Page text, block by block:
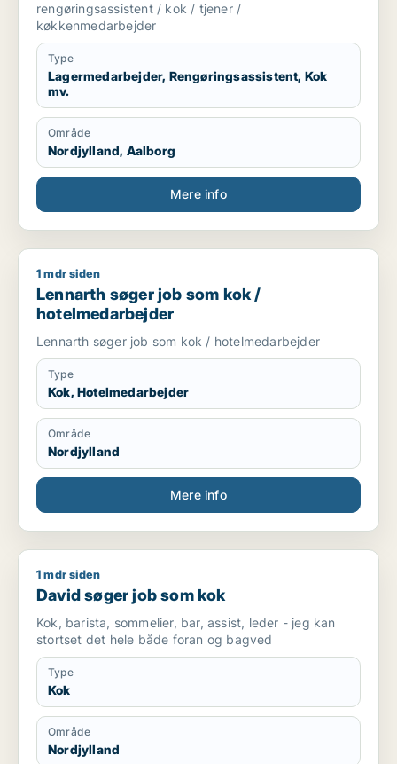
rengøringsassistent / kok / tjener /
køkkenmedarbejder
Type
Lagermedarbejder, Rengøringsassistent, Kok
mv.
Område
Nordjylland, Aalborg
Mere info
Lennarth søger job som kok / hotelmedarbejder
1 mdr siden
Lennarth søger job som kok /
hotelmedarbejder
Lennarth søger job som kok / hotelmedarbejder
Type
Kok, Hotelmedarbejder
Område
Nordjylland
Mere info
David søger job som kok
1 mdr siden
David søger job som kok
Kok, barista, sommelier, bar, assist, leder - jeg kan
stortset det hele både foran og bagved
Type
Kok
Område
Nordjylland